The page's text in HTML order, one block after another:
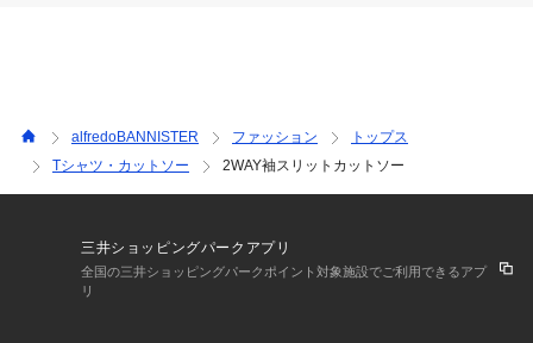
alfredoBANNISTER ファッション
トップス
Tシャツ・カットソー
2WAY袖スリットカットソー
三井ショッピングパークアプリ
全国の三井ショッピングパークポイント対象施設でご利用できるアプ
リ